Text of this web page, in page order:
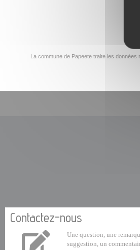
La commune de Papeete traite les
Contactez-nous
Une question, une
suggestion, un